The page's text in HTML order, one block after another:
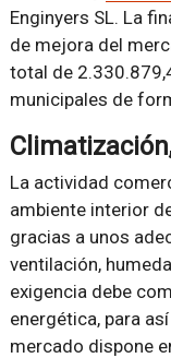
Enginyers SL. La
de mejora del
total de
municipales de
La actividad
ambiente interior
gracias a unos
ventilación,
exigencia debe
energética, para
mercado dispone